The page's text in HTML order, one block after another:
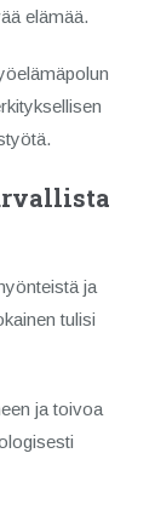
elämää.
ja
tulisi
ja toivoa